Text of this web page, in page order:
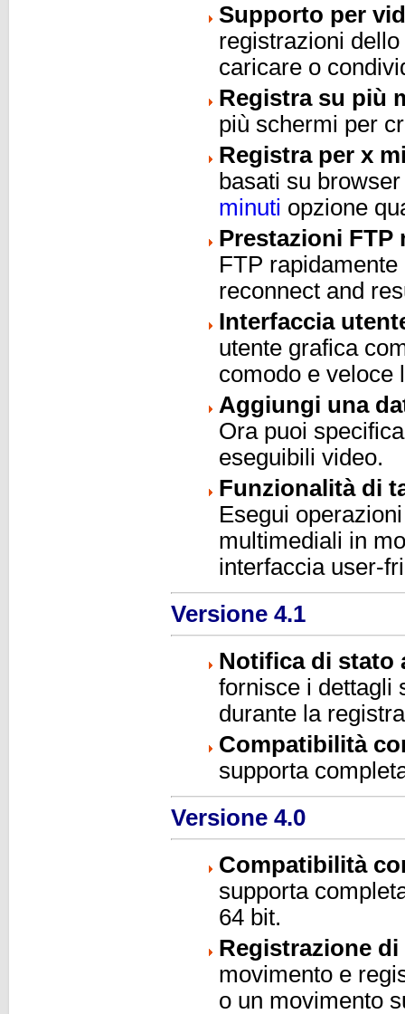
Supporto per
registrazioni
caricare o
Registra su più
più schermi per
Registra per x
basati su
minuti opzione
Prestazioni FTP
FTP
reconnect and
Interfaccia
utente grafica
comodo e veloce
Aggiungi una
Ora puoi
eseguibili video.
Funzionalità di
Esegui
multimediali in
interfaccia user-
Versione 4.1
Notifica di stato
fornisce i dettagli
durante la
Compatibilità
supporta
Versione 4.0
Compatibilità
supporta
64 bit.
Registrazione
movimento e
o un movimento